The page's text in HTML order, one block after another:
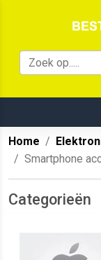
Home
Smartphone
Categorieën